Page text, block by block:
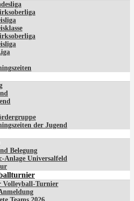
der Jugend
Belegung
Anlage Universalfeld
Volleyball-Turnier